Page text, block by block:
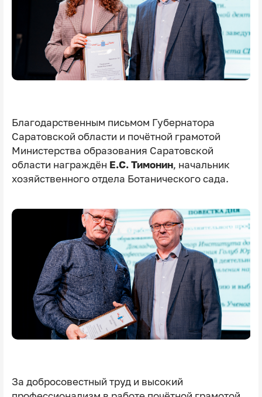
Благодарственным письмом Губернатора
Саратовской области и почётной грамотой
Министерства образования Саратовской
области награждён Е.С. Тимонин, начальник
хозяйственного отдела Ботанического сада.
За добросовестный труд и высокий